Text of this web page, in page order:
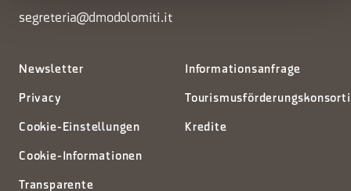
segreteria@dmodolomiti.it
Newsletter
Privacy
Cookie-Einstellungen
Cookie-Informationen
Transparente
Informationsanfrage
Kredite